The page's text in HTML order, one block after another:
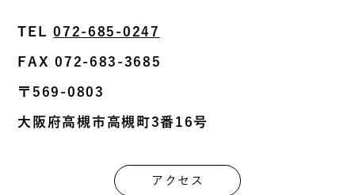
TEL072-685-0247
FAX 072-683-3685
〒569-0803
⼤阪府⾼槻市⾼槻町3番16号
アクセス